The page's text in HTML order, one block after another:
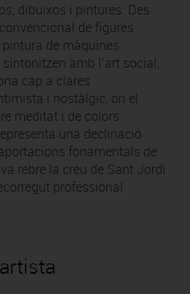
dibuixos i pintures. Des
de figures
de màquines
amb l’art social,
cap a clares
i nostàlgic, on el
meditat i de colors
una declinació
fonamentals de
rebre la creu de Sant Jordi
professional.